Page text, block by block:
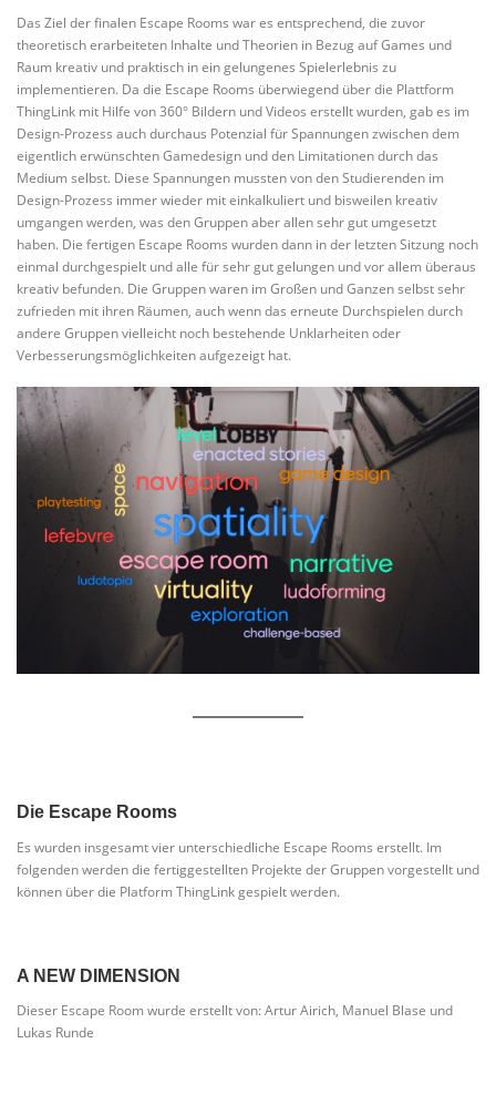
Das Ziel der finalen Escape Rooms war es entsprechend, die zuvor
theoretisch erarbeiteten Inhalte und Theorien in Bezug auf Games und
Raum kreativ und praktisch in ein gelungenes Spielerlebnis zu
implementieren. Da die Escape Rooms überwiegend über die Plattform
ThingLink mit Hilfe von 360° Bildern und Videos erstellt wurden, gab es im
Design-Prozess auch durchaus Potenzial für Spannungen zwischen dem
eigentlich erwünschten Gamedesign und den Limitationen durch das
Medium selbst. Diese Spannungen mussten von den Studierenden im
Design-Prozess immer wieder mit einkalkuliert und bisweilen kreativ
umgangen werden, was den Gruppen aber allen sehr gut umgesetzt
haben. Die fertigen Escape Rooms wurden dann in der letzten Sitzung noch
einmal durchgespielt und alle für sehr gut gelungen und vor allem überaus
kreativ befunden. Die Gruppen waren im Großen und Ganzen selbst sehr
zufrieden mit ihren Räumen, auch wenn das erneute Durchspielen durch
andere Gruppen vielleicht noch bestehende Unklarheiten oder
Verbesserungsmöglichkeiten aufgezeigt hat.
Die Escape Rooms
Es wurden insgesamt vier unterschiedliche Escape Rooms erstellt. Im
folgenden werden die fertiggestellten Projekte der Gruppen vorgestellt und
können über die Platform ThingLink gespielt werden.
A NEW DIMENSION
Dieser Escape Room wurde erstellt von: Artur Airich, Manuel Blase und
Lukas Runde